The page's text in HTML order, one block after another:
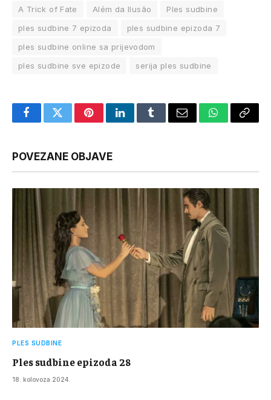
A Trick of Fate Além da Ilusão
Ples sudbine
ples sudbine 7 epizoda
ples sudbine epizoda 7
ples sudbine online sa prijevodom
ples sudbine sve epizode
serija ples sudbine
FacebookTwitterPinterestLinkedInTumblrEmail WhatsApp
Copy
POVEZANE OBJAVE
PLES SUDBINE
Ples sudbine epizoda 28
18. kolovoza 2024.